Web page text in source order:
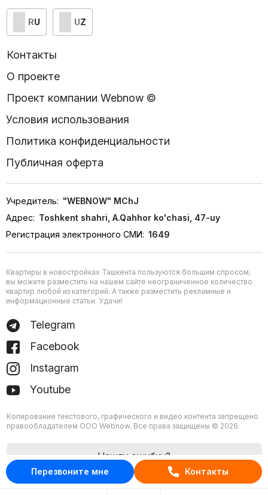
Перезвоните мне Контакты
RU UZ
Контакты
О проекте
Проект компании Webnow ©
Условия использования
Политика конфиденциальности
Публичная оферта
Учредитель: "WEBNOW" MChJ
Адрес: Toshkent shahri, A.Qahhor ko'chasi, 47-uy
Регистрация электронного СМИ: 1649
Квартиры в новостройках Ташкента пользуются большим спросом,
вы можете разместить на нашем сайте неограниченное количество
квартир любой из категорий. А также разместить рекламные и
информационные статьи. Удачи!
Telegram
Facebook
Instagram
Youtube
Копирование текстового, графического и видео контента запрещено
правообладателем ООО Webnow. Все права защищены © 2026
Нашли ошибку?